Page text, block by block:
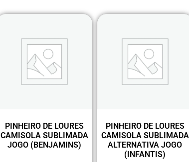
PINHEIRO DE LOURES
CAMISOLA SUBLIMADA
JOGO (BENJAMINS)
PINHEIRO DE LOURES
CAMISOLA SUBLIMADA
ALTERNATIVA JOGO
(INFANTIS)